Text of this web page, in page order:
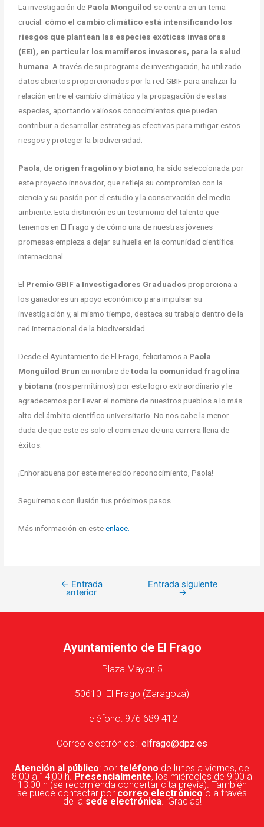
La investigación de Paola Monguilod se centra en un tema
crucial: cómo el cambio climático está intensificando los
riesgos que plantean las especies exóticas invasoras
(EEI), en particular los mamíferos invasores, para la salud
humana. A través de su programa de investigación, ha utilizado
datos abiertos proporcionados por la red GBIF para analizar la
relación entre el cambio climático y la propagación de estas
especies, aportando valiosos conocimientos que pueden
contribuir a desarrollar estrategias efectivas para mitigar estos
riesgos y proteger la biodiversidad.
Paola, de origen fragolino y biotano, ha sido seleccionada por
este proyecto innovador, que refleja su compromiso con la
ciencia y su pasión por el estudio y la conservación del medio
ambiente. Esta distinción es un testimonio del talento que
tenemos en El Frago y de cómo una de nuestras jóvenes
promesas empieza a dejar su huella en la comunidad científica
internacional.
El Premio GBIF a Investigadores Graduados proporciona a
los ganadores un apoyo económico para impulsar su
investigación y, al mismo tiempo, destaca su trabajo dentro de la
red internacional de la biodiversidad.
Desde el Ayuntamiento de El Frago, felicitamos a Paola
Monguilod Brun en nombre detoda la comunidad fragolina
y biotana(nos permitimos) por este logro extraordinario y le
agradecemos por llevar el nombre de nuestros pueblos a lo más
alto del ámbito científico universitario. No nos cabe la menor
duda de que este es solo el comienzo de una carrera llena de
éxitos.
¡Enhorabuena por este merecido reconocimiento, Paola!
Seguiremos con ilusión tus próximos pasos.
Más información en esteenlace.
← Entrada
anterior
Entrada siguiente
→
Ayuntamiento de El Frago
Plaza Mayor, 5
50610 El Frago (Zaragoza)
Teléfono: 976 689 412
Correo electrónico: elfrago@dpz.es
Atención al público: por teléfono de lunes a viernes, de
8:00 a 14:00 h. Presencialmente, los miércoles de 9:00 a
13:00 h (se recomienda concertar cita previa). También
se puede contactar por correo electrónicoo a través
de la sede electrónica. ¡Gracias!